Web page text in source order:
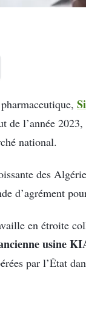
de l’année
national.
des
d’agrément
en étroite
usine
par l’État